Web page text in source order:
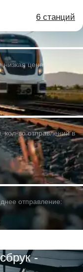
6 станций
низкая цена:
кол-во отправлений в
отправление:
-